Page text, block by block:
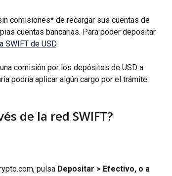
comisiones* de recargar sus cuentas de
cuentas bancarias. Para poder depositar
SWIFT de USD.
comisión por los depósitos de USD a
podría aplicar algún cargo por el trámite.
de la red SWIFT?
pulsa Depositar > Efectivo, o a